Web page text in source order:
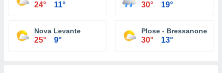
24° 11° 30° 19°
Nova Levante
25° 9°
Plose - Bressanone
30° 13°